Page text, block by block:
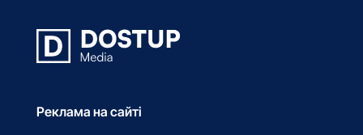
Реклама на сайті